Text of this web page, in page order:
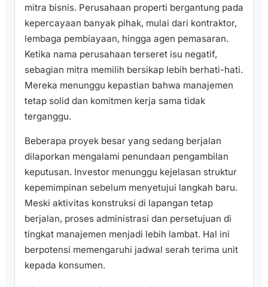
mitra bisnis. Perusahaan properti bergantung pada
kepercayaan banyak pihak, mulai dari kontraktor,
lembaga pembiayaan, hingga agen pemasaran.
Ketika nama perusahaan terseret isu negatif,
sebagian mitra memilih bersikap lebih berhati-hati.
Mereka menunggu kepastian bahwa manajemen
tetap solid dan komitmen kerja sama tidak
terganggu.
Beberapa proyek besar yang sedang berjalan
dilaporkan mengalami penundaan pengambilan
keputusan. Investor menunggu kejelasan struktur
kepemimpinan sebelum menyetujui langkah baru.
Meski aktivitas konstruksi di lapangan tetap
berjalan, proses administrasi dan persetujuan di
tingkat manajemen menjadi lebih lambat. Hal ini
berpotensi memengaruhi jadwal serah terima unit
kepada konsumen.